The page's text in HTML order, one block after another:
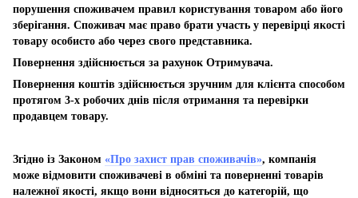
порушення споживачем правил користування товаром або його
зберігання. Споживач має право брати участь у перевірці якості
товару особисто або через свого представника.
Повернення здійснюється за рахунок Отримувача.
Повернення коштів здійснюється зручним для клієнта способом
протягом 3-х робочих днів після отримання та перевірки
продавцем товару.
Згідно із Законом «Про захист прав споживачів», компанія
може відмовити споживачеві в обміні та поверненні товарів
належної якості, якщо вони відносяться до категорій, що